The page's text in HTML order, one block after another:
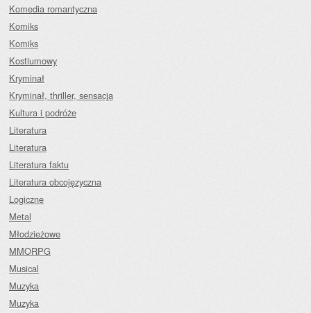
Komedia romantyczna
Komiks
Komiks
Kostiumowy
Kryminał
Kryminał, thriller, sensacja
Kultura i podróże
Literatura
Literatura
Literatura faktu
Literatura obcojęzyczna
Logiczne
Metal
Młodzieżowe
MMORPG
Musical
Muzyka
Muzyka